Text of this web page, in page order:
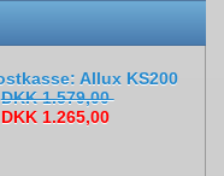
Allux KS200
DKK 1.579,00
DKK 1.265,00